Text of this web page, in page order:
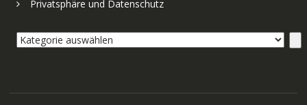
Privatsphäre und Datenschutz
Kategorie